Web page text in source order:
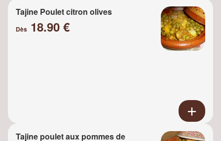
Tajine Poulet citron olives
Dès 18.90 €
Tajine poulet aux pommes de